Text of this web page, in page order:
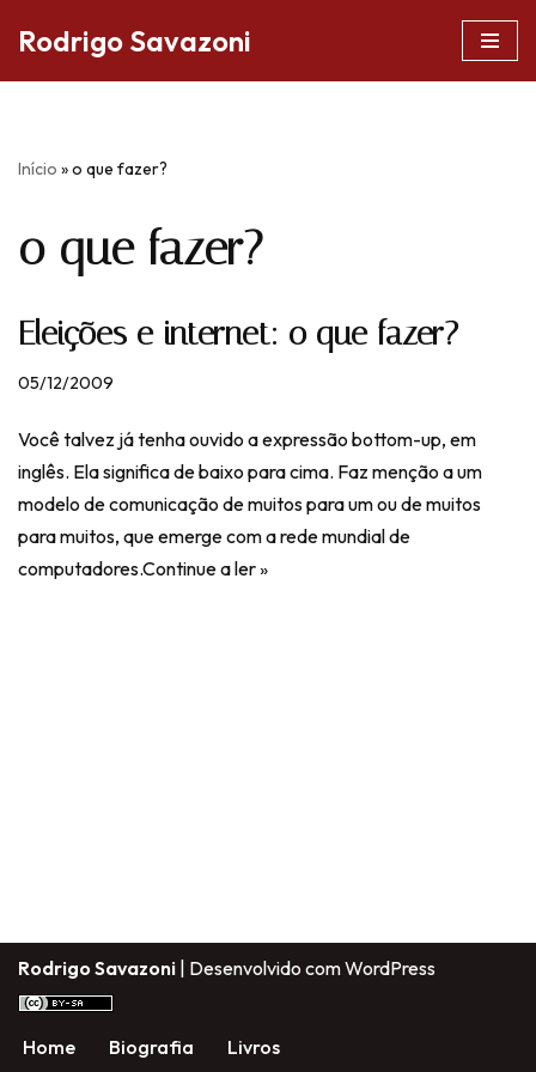
conteúdo
Rodrigo Savazoni
Início »o que fazer?
o que fazer?
Eleições e internet: o que fazer?
05/12/2009
Você talvez já tenha ouvido a expressão bottom-up, em
inglês. Ela significa de baixo para cima. Faz menção a um
modelo de comunicação de muitos para um ou de muitos
para muitos, que emerge com a rede mundial de
computadores.Continue a ler »
Rodrigo Savazoni | Desenvolvido comWordPress
Home Biografia Livros